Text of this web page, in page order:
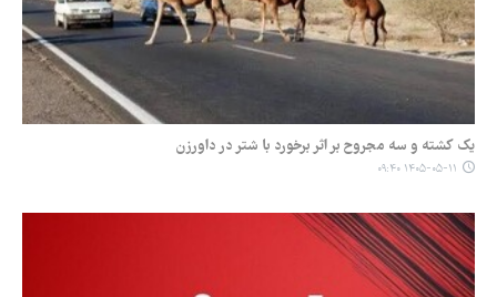
یک کشته و سه مجروح بر اثر برخورد با شتر در داورزن
۱۴۰۵-۰۵-۱۱ ۰۹:۴۰